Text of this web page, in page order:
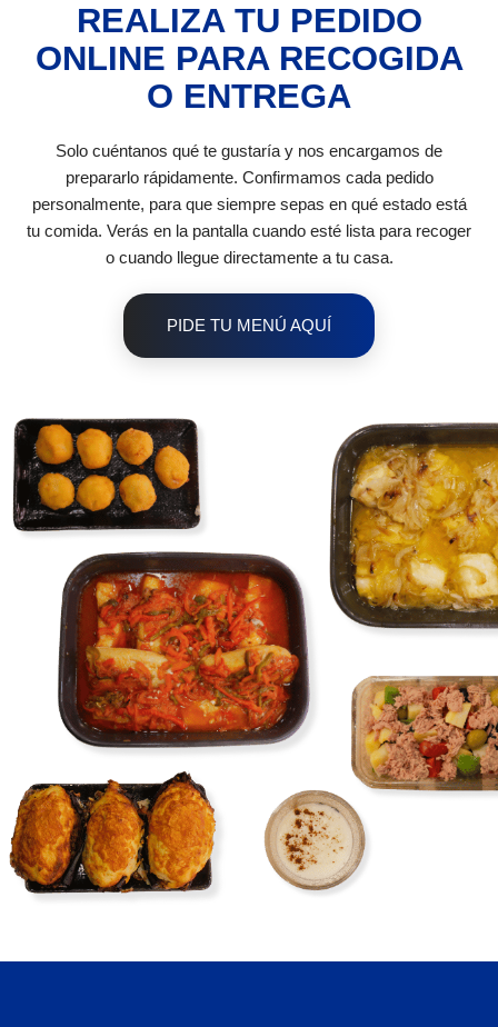
REALIZA TU PEDIDO
ONLINE PARA RECOGIDA
O ENTREGA
Solo cuéntanos qué te gustaría y nos encargamos de
prepararlo rápidamente. Confirmamos cada pedido
personalmente, para que siempre sepas en qué estado está
tu comida. Verás en la pantalla cuando esté lista para recoger
o cuando llegue directamente a tu casa.
PIDE TU MENÚ AQUÍ